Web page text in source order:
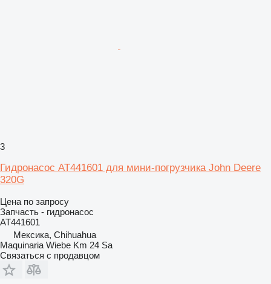
3
Гидронасос AT441601 для мини-погрузчика John Deere
320G
Цена по запросу
Запчасть - гидронасос
AT441601
Мексика, Chihuahua
Maquinaria Wiebe Km 24 Sa
Связаться с продавцом